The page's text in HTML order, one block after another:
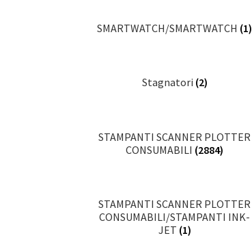
SMARTWATCH/SMARTWATCH (1)
Stagnatori (2)
STAMPANTI SCANNER PLOTTER
CONSUMABILI (2884)
STAMPANTI SCANNER PLOTTER
CONSUMABILI/STAMPANTI INK-
JET (1)